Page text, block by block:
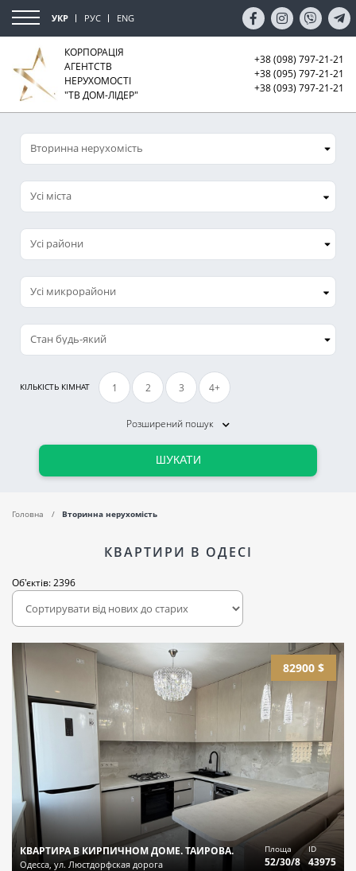
УКР РУС ENG
КОРПОРАЦІЯ
АГЕНТСТВ
НЕРУХОМОСТІ
"ТВ ДОМ-ЛІДЕР"
+38 (098) 797-21-21
+38 (095) 797-21-21
+38 (093) 797-21-21
Усі міста
Усі микрорайони
КІЛЬКІСТЬ КІМНАТ 1 2 3 4+
Розширений пошук
ШУКАТИ
Головна Вторинна нерухомість
КВАРТИРИ В ОДЕСІ
Об'єктів: 2396
82900 $
КВАРТИРА В КИРПИЧНОМ ДОМЕ. ТАИРОВА.
Одесса, ул. Люстдорфская дорога
Площа
52/30/8
ID
43975